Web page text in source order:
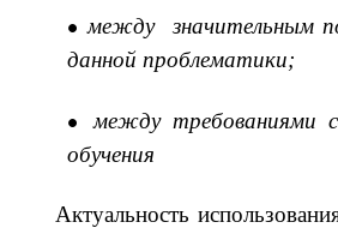
между значительным
данной проблематики;
между требованиями
обучения
Актуальность